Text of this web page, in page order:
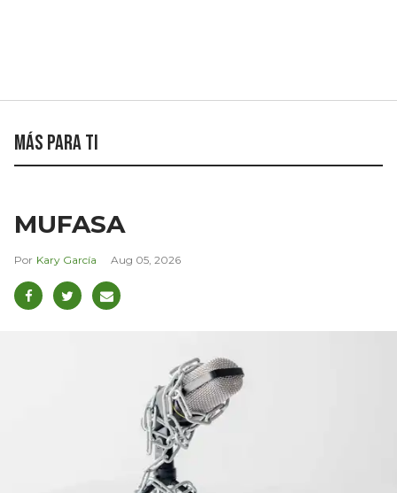
Más para ti
MUFASA
Kary García Aug 05, 2026